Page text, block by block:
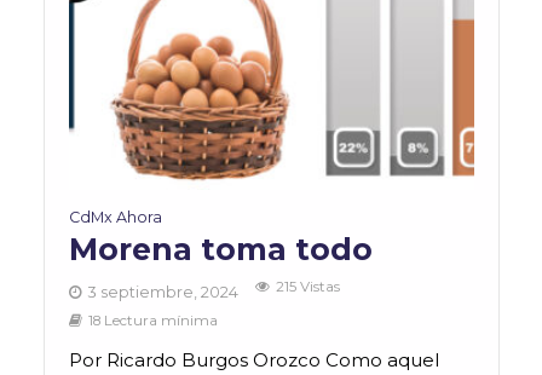
CdMx Ahora
Morena toma todo
3 septiembre, 2024
215 Vistas
18 Lectura mínima
Por Ricardo Burgos Orozco Como aquel